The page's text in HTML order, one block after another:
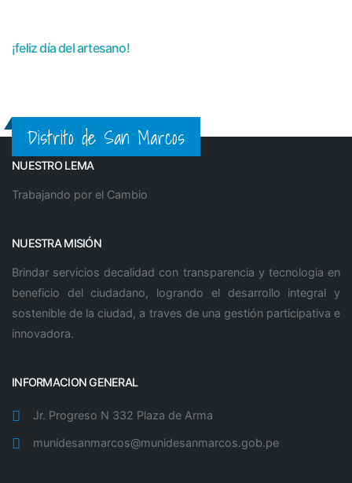
¡feliz día del artesano!
Distrito de San Marcos
NUESTRO LEMA
Trabajando por el Cambio
NUESTRA MISIÓN
Brindar servicios decalidad con transparencia y tecnologia en
beneficio del ciudadano, logrando el desarrollo integral y
sostenible de la ciudad, a traves de una gestión participativa e
innovadora.
INFORMACION GENERAL
Jr. Progreso N 332 Plaza de Arma
munidesanmarcos@munidesanmarcos.gob.pe